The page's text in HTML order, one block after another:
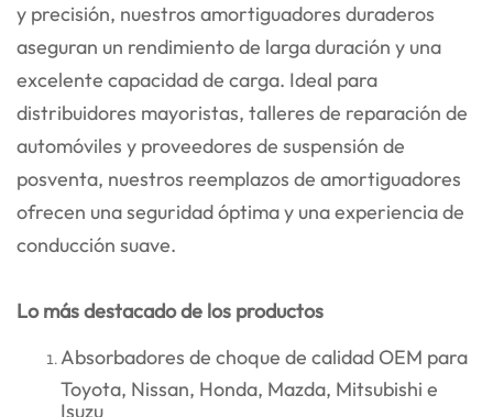
y precisión, nuestros amortiguadores duraderos
aseguran un rendimiento de larga duración y una
excelente capacidad de carga. Ideal para
distribuidores mayoristas, talleres de reparación de
automóviles y proveedores de suspensión de
posventa, nuestros reemplazos de amortiguadores
ofrecen una seguridad óptima y una experiencia de
conducción suave.
Lo más destacado de los productos
Absorbadores de choque de calidad OEM para
Toyota, Nissan, Honda, Mazda, Mitsubishi e
Isuzu